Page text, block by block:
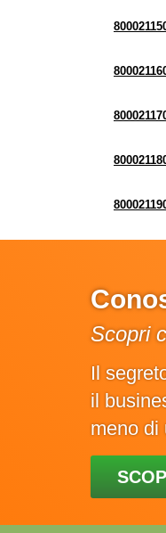
Scopri
Il
il
meno di